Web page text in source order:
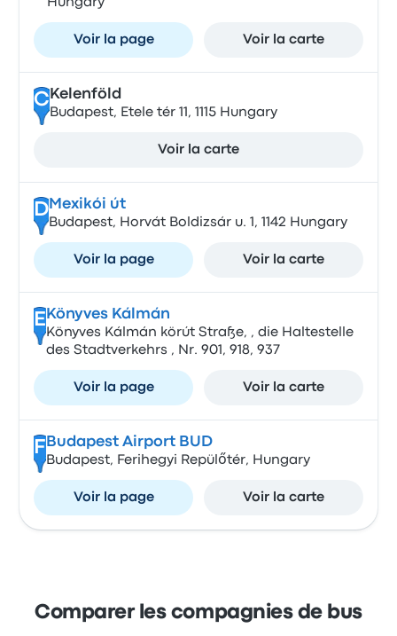
Hungary
Voir la page Voir la carte
CKelenföld
Budapest, Etele tér 11, 1115 Hungary
Voir la carte
DMexikói út
Budapest, Horvát Boldizsár u. 1, 1142 Hungary
Voir la page Voir la carte
E Könyves Kálmán
Könyves Kálmán körút Straße, , die Haltestelle
des Stadtverkehrs , Nr. 901, 918, 937
Voir la page Voir la carte
F Budapest Airport BUD
Budapest, Ferihegyi Repülőtér, Hungary
Voir la page Voir la carte
Comparer les compagnies de bus